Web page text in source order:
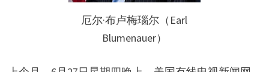
厄尔·布卢梅瑙尔（Earl
Blumenauer）